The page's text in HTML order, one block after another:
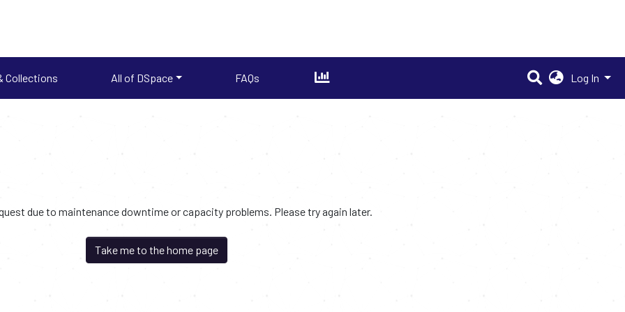
Collections All of DSpace FAQs Log In
due to maintenance downtime or capacity problems. Please try again later.
Take me to the home page